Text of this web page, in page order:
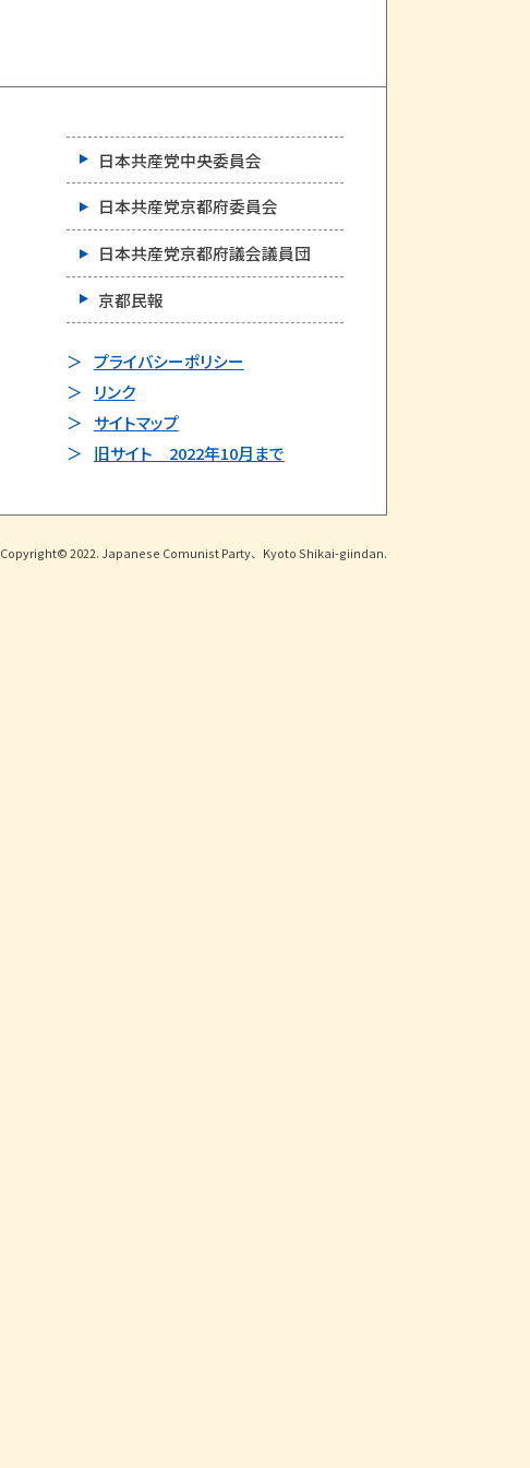
日本共産党中央委員会
日本共産党京都府委員会
日本共産党京都府議会議員団
京都民報
プライバシーポリシー
リンク
サイトマップ
旧サイト 2022年10月まで
Copyright© 2022. Japanese Comunist Party、Kyoto Shikai-giindan.